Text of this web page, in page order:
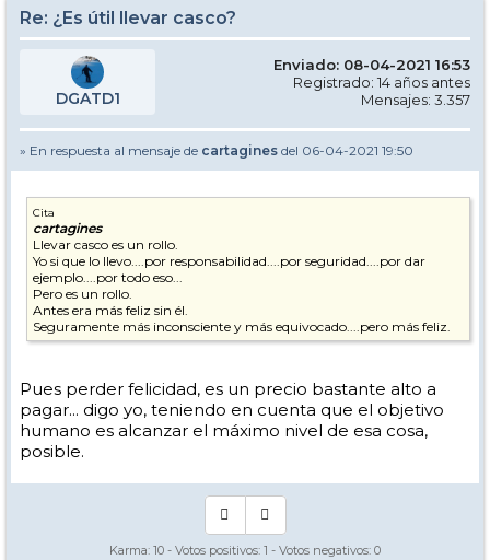
Re: ¿Es útil llevar casco?
DGATD1
Enviado: 08-04-2021 16:53
Registrado: 14 años antes
Mensajes: 3.357
» En respuesta al mensaje de cartagines del 06-04-2021 19:50
Cita
cartagines
Llevar casco es un rollo.
Yo si que lo llevo....por responsabilidad....por seguridad....por dar
ejemplo....por todo eso...
Pero es un rollo.
Antes era más feliz sin él.
Seguramente más inconsciente y más equivocado....pero más feliz.
Pues perder felicidad, es un precio bastante alto a
pagar... digo yo, teniendo en cuenta que el objetivo
humano es alcanzar el máximo nivel de esa cosa,
posible.
Karma: 10 - Votos positivos: 1 - Votos negativos: 0